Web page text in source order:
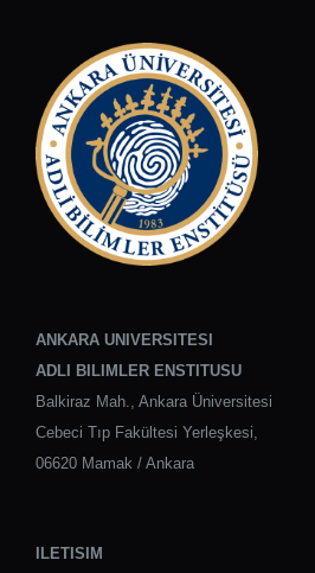
ANKARA UNIVERSITESI
ADLI BILIMLER ENSTITUSU
Balkiraz Mah., Ankara Üniversitesi
Cebeci Tıp Fakültesi Yerleşkesi,
06620 Mamak / Ankara
ILETISIM